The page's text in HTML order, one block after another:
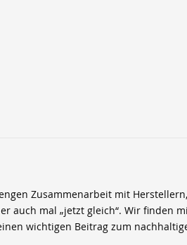
Zusammenarbeit mit
auch mal „jetzt gleich“. Wir finden
wichtigen Beitrag zum